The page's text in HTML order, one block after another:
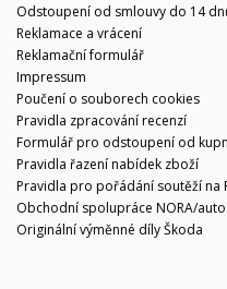
Odstoupení od smlouvy do 14
Reklamace a vrácení
Reklamační formulář
Impressum
Poučení o souborech cookies
Pravidla zpracování recenzí
Formulář pro odstoupení od
Pravidla řazení nabídek zboží
Pravidla pro pořádání soutěží na
Obchodní spolupráce NORA/
Originální výměnné díly Škoda